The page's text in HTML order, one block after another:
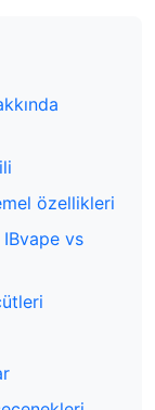
özellikleri
IBvape vs